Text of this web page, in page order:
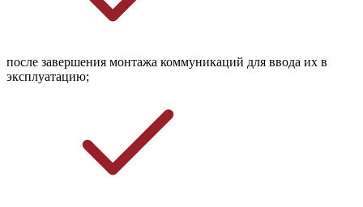
после завершения монтажа коммуникаций для ввода их в
эксплуатацию;